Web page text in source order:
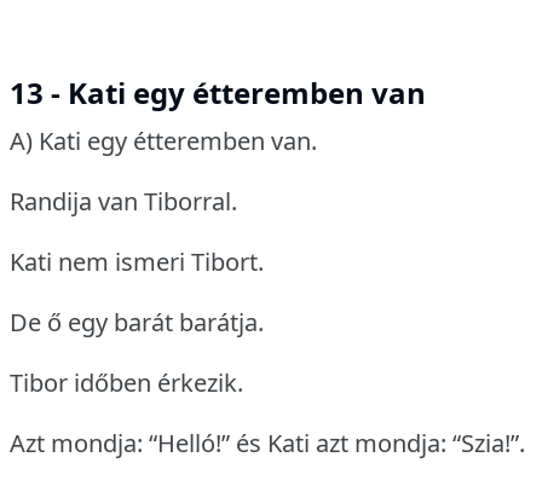
13 - Kati egy étteremben van
A) Kati egy étteremben van.
Randija van Tiborral.
Kati nem ismeri Tibort.
De ő egy barát barátja.
Tibor időben érkezik.
Azt mondja: “Helló!” és Kati azt mondja: “Szia!”.